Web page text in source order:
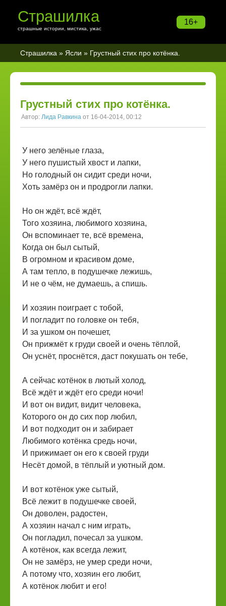
16+
Страшилка
страшные истории, мистика, ужас
Страшилка » Ясли » Грустный стих про котёнка.
Грустный стих про котёнка.
Автор: Лида Равкина от 16-04-2014, 00:12
У него зелёные глаза,
У него пушистый хвост и лапки,
Но голодный он сидит среди ночи,
Хоть замёрз он и продрогли лапки.
Но он ждёт, всё ждёт,
Того хозяина, любимого хозяина,
Он вспоминает те, всё времена,
Когда он был сытый,
В огромном и красивом доме,
А там тепло, в подушечке лежишь,
И не о чём, не думаешь, а спишь.
И хозяин поиграет с тобой,
И погладит по головке он тебя,
И за ушком он почешет,
Он прижмёт к груди своей и очень тёплой,
Он уснёт, проснётся, даст покушать он тебе,
А сейчас котёнок в лютый холод,
Всё ждёт и ждёт его среди ночи!
И вот он видит, видит человека,
Которого он до сих пор любил,
И вот подходит он и забирает
Любимого котёнка средь ночи,
И прижимает он его к своей груди
Несёт домой, в тёплый и уютный дом.
И вот котёнок уже сытый,
Всё лежит в подушечке своей,
Он доволен, радостен,
А хозяин начал с ним играть,
Он погладил, почесал за ушком.
А котёнок, как всегда лежит,
Он не замёрз, не умер среди ночи,
А потому что, хозяин его любит,
А котёнок любит и его!